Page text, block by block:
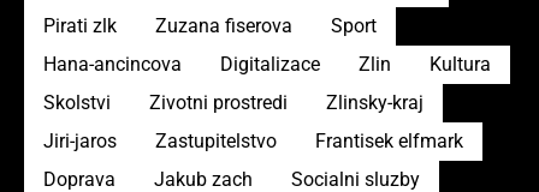
Pirati zlk
Zuzana fiserova
Sport
Hana-ancincova
Digitalizace Zlin
Kultura
Skolstvi
Zivotni prostredi
Zlinsky-kraj
Jiri-jaros
Zastupitelstvo
Frantisek elfmark
Doprava
Jakub zach
Socialni sluzby